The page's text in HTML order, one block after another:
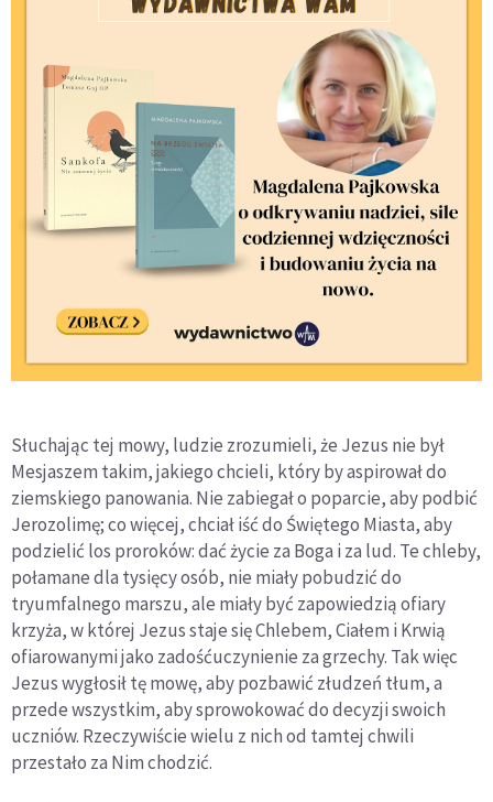
Słuchając tej mowy, ludzie zrozumieli, że Jezus nie był
Mesjaszem takim, jakiego chcieli, który by aspirował do
ziemskiego panowania. Nie zabiegał o poparcie, aby podbić
Jerozolimę; co więcej, chciał iść do Świętego Miasta, aby
podzielić los proroków: dać życie za Boga i za lud. Te chleby,
połamane dla tysięcy osób, nie miały pobudzić do
tryumfalnego marszu, ale miały być zapowiedzią ofiary
krzyża, w której Jezus staje się Chlebem, Ciałem i Krwią
ofiarowanymi jako zadośćuczynienie za grzechy. Tak więc
Jezus wygłosił tę mowę, aby pozbawić złudzeń tłum, a
przede wszystkim, aby sprowokować do decyzji swoich
uczniów. Rzeczywiście wielu z nich od tamtej chwili
przestało za Nim chodzić.